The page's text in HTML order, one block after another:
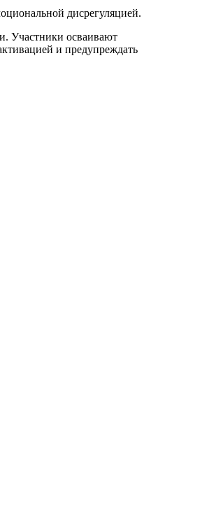
дисрегуляцией.
Участники осваивают
и предупреждать